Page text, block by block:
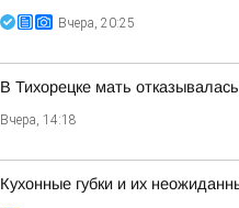
Вчера, 20:25
В Тихорецке мать
Вчера, 14:18
Кухонные губки и их